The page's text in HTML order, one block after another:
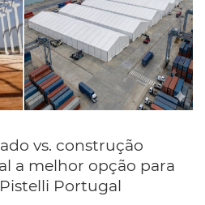
vs. construção
a melhor opção para
Portugal